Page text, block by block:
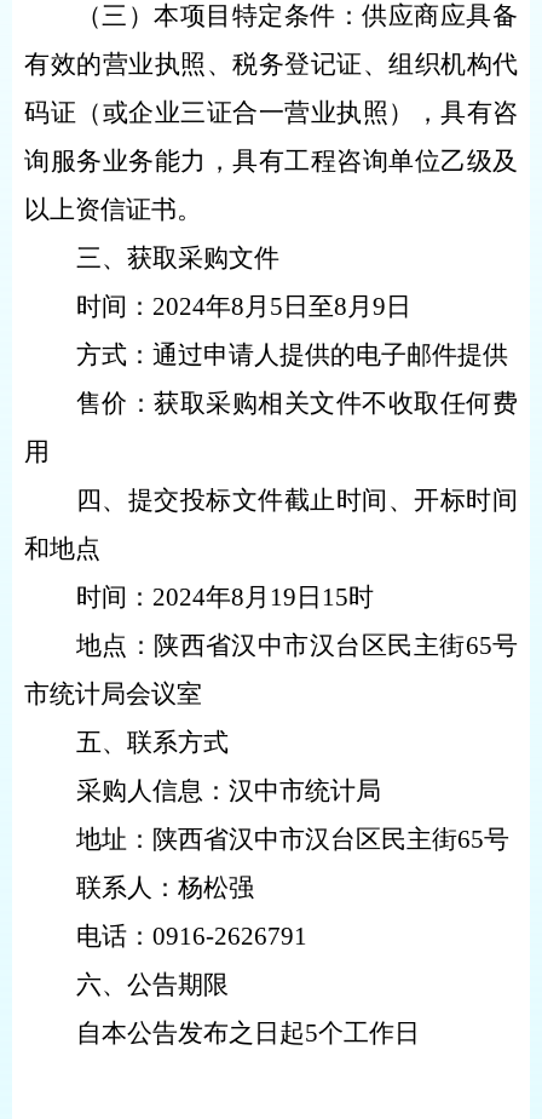
（三）本项目特定条件：供应商应具备
有效的营业执照、税务登记证、组织机构代
码证（或企业三证合一营业执照），具有咨
询服务业务能力，具有工程咨询单位乙级及
以上资信证书。
三、获取采购文件
时间： 2024年8月 5 日至8月 9 日
方式：通过申请人提供的电子邮件提供
售价：获取采购相关文件不收取任何费
用
四、提交投标文件截止时间、开标时间
和地点
时间： 2024年8月 19 日 15时
地点： 陕西省汉中市汉台区民主街65号
市统计局会议室
五、联系方式
采购人信息：汉中市统计局
地址：陕西省汉中市汉台区民主街65号
联系人：杨松强
电话： 0916-2626791
六、公告期限
自本公告发布之日起5个工作日